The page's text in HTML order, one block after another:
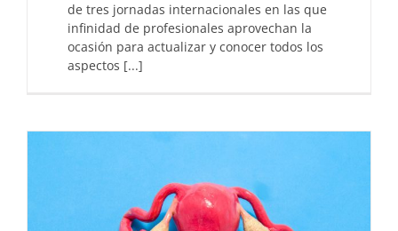
de tres jornadas internacionales en las que
infinidad de profesionales aprovechan la
ocasión para actualizar y conocer todos los
aspectos [...]